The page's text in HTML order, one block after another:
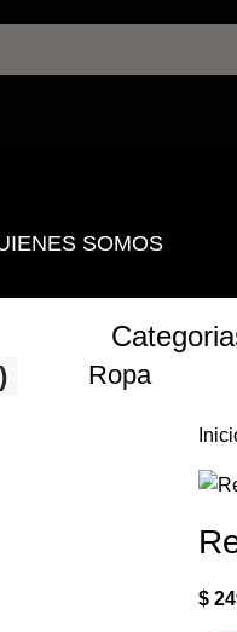
SOMOS
Ropa
$